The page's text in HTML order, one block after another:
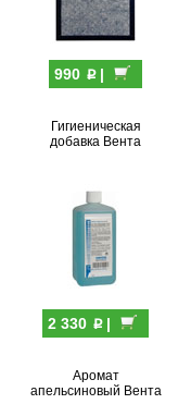
990 p|
Гигиеническая
добавка Вента
2 330 p|
Аромат
апельсиновый Вента